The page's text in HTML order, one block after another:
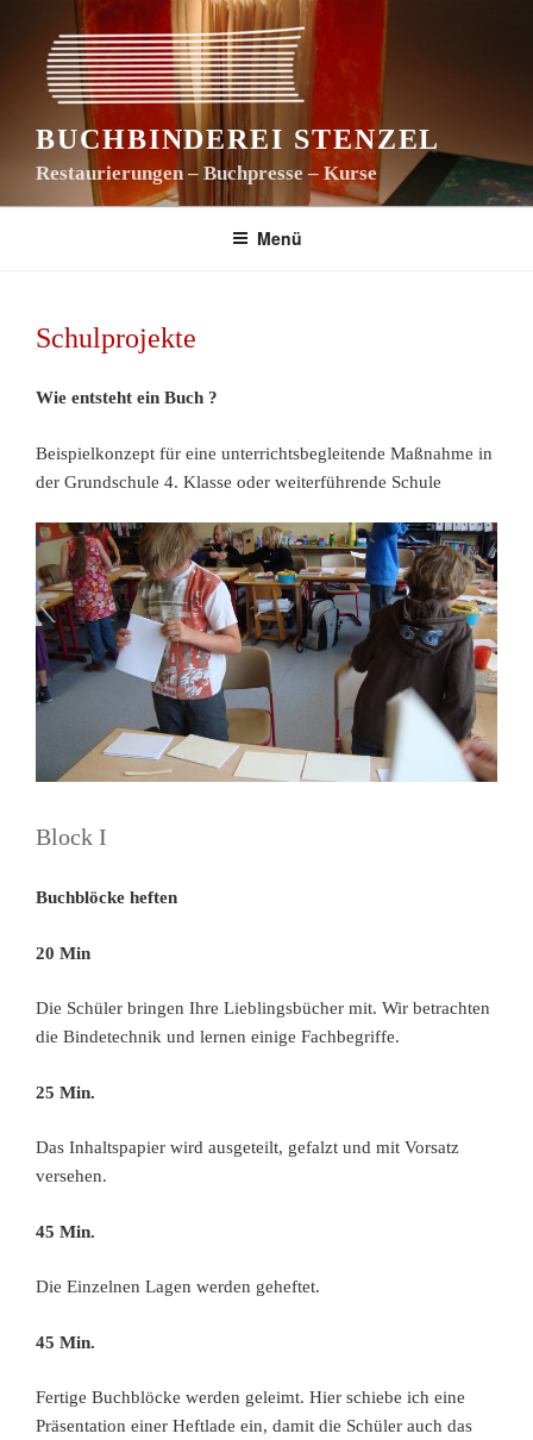
springen
BUCHBINDEREI STENZEL
Restaurierungen – Buchpresse – Kurse
Menü
VERÖFFENTLICHT
AM
Schulprojekte
Wie entsteht ein Buch ?
Beispielkonzept für eine unterrichtsbegleitende Maßnahme in
der Grundschule 4. Klasse oder weiterführende Schule
Block I
Buchblöcke heften
20 Min
Die Schüler bringen Ihre Lieblingsbücher mit. Wir betrachten
die Bindetechnik und lernen einige Fachbegriffe.
25 Min.
Das Inhaltspapier wird ausgeteilt, gefalzt und mit Vorsatz
versehen.
45 Min.
Die Einzelnen Lagen werden geheftet.
45 Min.
Fertige Buchblöcke werden geleimt. Hier schiebe ich eine
Präsentation einer Heftlade ein, damit die Schüler auch das